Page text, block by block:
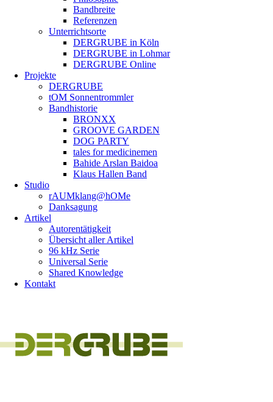
Bandbreite
Referenzen
Unterrichtsorte
DERGRUBE in Köln
DERGRUBE in Lohmar
DERGRUBE Online
Projekte
DERGRUBE
tOM Sonnentrommler
Bandhistorie
BRONXX
GROOVE GARDEN
DOG PARTY
tales for medicinemen
Bahide Arslan Baidoa
Klaus Hallen Band
Studio
rAUMklang@hOMe
Danksagung
Artikel
Autorentätigkeit
Übersicht aller Artikel
96 kHz Serie
Universal Serie
Shared Knowledge
Kontakt